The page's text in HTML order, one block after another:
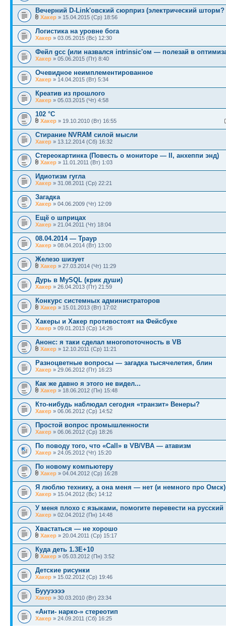
Вечерний D-Link'овский сюрприз (электрический шторм?
Хакер » 15.04.2015 (Ср) 18:56
Логистика на уровне бога
Хакер » 03.05.2015 (Вс) 12:30
Фейл gcc (или назвался intrinsic'ом — полезай в
Хакер » 05.06.2015 (Пт) 8:40
Очевидное неимплементированное
Хакер » 14.04.2015 (Вт) 5:34
Креатив из прошлого
Хакер » 05.03.2015 (Чт) 4:58
102 °С
Хакер » 19.10.2010 (Вт) 16:55
Стирание NVRAM силой мысли
Хакер » 13.12.2014 (Сб) 16:32
Стереокартинка (Повесть о мониторе — II, анхеппи энд)
Хакер » 11.01.2011 (Вт) 1:03
Идиотизм гугла
Хакер » 31.08.2011 (Ср) 22:21
Загадка
Хакер » 04.06.2009 (Чт) 12:09
Ещё о шприцах
Хакер » 21.04.2011 (Чт) 18:04
08.04.2014 — Траур
Хакер » 08.04.2014 (Вт) 13:00
Железо шизует
Хакер » 27.03.2014 (Чт) 11:29
Дурь в MySQL (крик души)
Хакер » 26.04.2013 (Пт) 21:59
Конкурс системных администраторов
Хакер » 15.01.2013 (Вт) 17:02
Хакеры и Хакер противостоят на Фейсбуке
Хакер » 09.01.2013 (Ср) 14:26
Анонс: я таки сделал многопоточность в VB
Хакер » 12.10.2011 (Ср) 11:21
Разноцветные вопросы — загадка тысячелетия, блин
Хакер » 29.06.2012 (Пт) 16:23
Как же давно я этого не видел...
Хакер » 18.06.2012 (Пн) 15:48
Кто-нибудь наблюдал сегодня «транзит» Венеры?
Хакер » 06.06.2012 (Ср) 14:52
Простой вопрос промышленности
Хакер » 06.06.2012 (Ср) 18:26
По поводу того, что «Call» в VB/VBA — атавизм
Хакер » 24.05.2012 (Чт) 15:20
По новому компьютеру
Хакер » 04.04.2012 (Ср) 16:28
Я люблю технику, а она меня — нет (и немного про Омск)
Хакер » 15.04.2012 (Вс) 14:12
У меня плохо с языками, помогите перевести на русский
Хакер » 02.04.2012 (Пн) 14:48
Хвастаться — не хорошо
Хакер » 20.04.2011 (Ср) 15:17
Куда деть 1.3E+10
Хакер » 05.03.2012 (Пн) 3:52
Детские рисунки
Хакер » 15.02.2012 (Ср) 19:46
Буууээээ
Хакер » 30.03.2010 (Вт) 23:34
«Анти- нарко-» стереотип
Хакер » 24.09.2011 (Сб) 16:25